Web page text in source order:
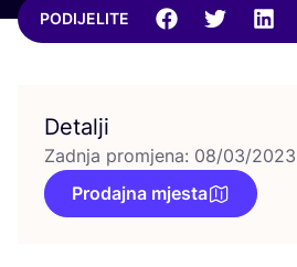
PODIJELITE
Detalji
Zadnja promjena: 08/03/2023
Prodajna mjesta